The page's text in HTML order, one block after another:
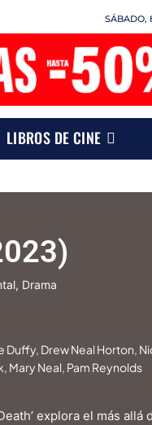
SÁBADO,
LIBROS DE CINE
Drama
Drew Neal Horton,
Mary Neal, Pam Reynolds
explora el más allá